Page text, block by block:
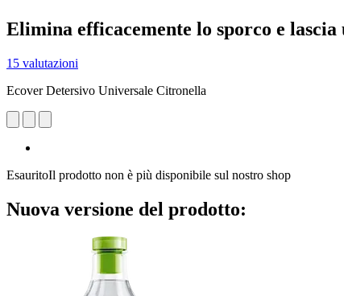
Elimina efficacemente lo sporco e
15 valutazioni
Ecover Detersivo Universale Citronella
EsauritoIl prodotto non è più disponibile sul nostro shop
Nuova versione del prodotto: